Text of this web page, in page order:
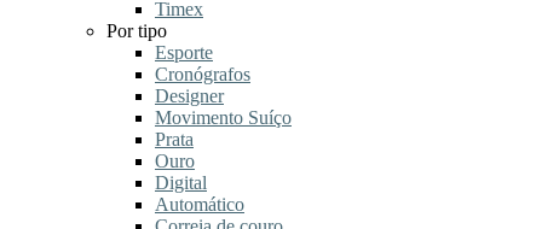
Timex
Por tipo
Esporte
Cronógrafos
Designer
Movimento Suíço
Prata
Ouro
Digital
Automático